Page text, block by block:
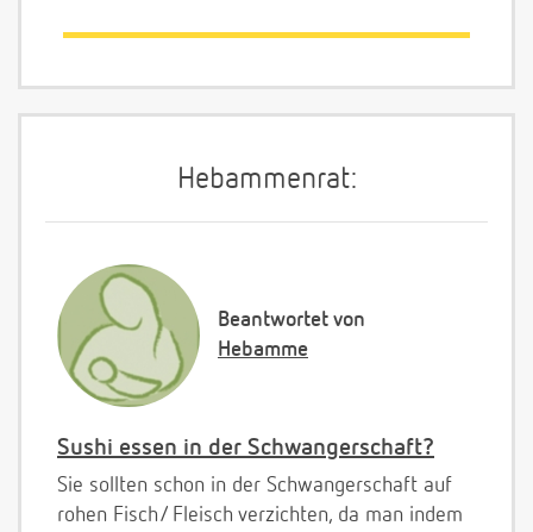
Hebammenrat:
Beantwortet von
Hebamme
Sushi essen in der Schwangerschaft?
Sie sollten schon in der Schwangerschaft auf
rohen Fisch/ Fleisch verzichten, da man indem